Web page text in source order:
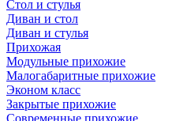
Стол и стулья
Диван и стол
Диван и стулья
Прихожая
Модульные прихожие
Малогабаритные прихожие
Эконом класс
Закрытые прихожие
Современные прихожие